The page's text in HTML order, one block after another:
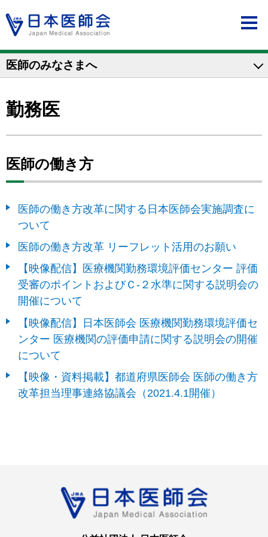
医師のみなさまへ
勤務医
医師の働き方
医師の働き方改革に関する日本医師会実施調査に
ついて
医師の働き方改革 リーフレット活用のお願い
【映像配信】医療機関勤務環境評価センター 評価
受審のポイントおよびＣ-２水準に関する説明会の
開催について
【映像配信】日本医師会 医療機関勤務環境評価セ
ンター 医療機関の評価申請に関する説明会の開催
について
【映像・資料掲載】都道府県医師会 医師の働き方
改革担当理事連絡協議会（2021.4.1開催）